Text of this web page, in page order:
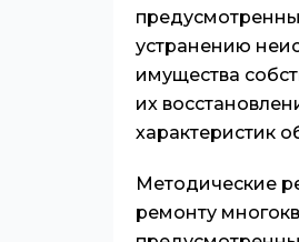
устранению
имущества
их
характеристик
Методические
ремонту